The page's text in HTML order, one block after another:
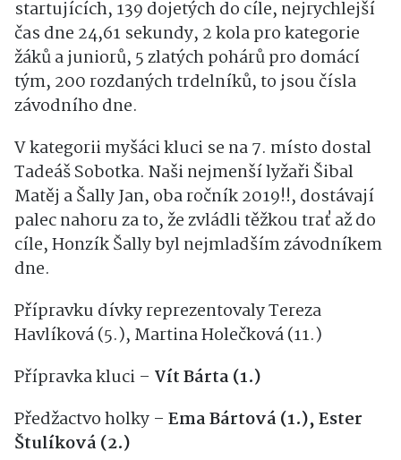
startujících, 139 dojetých do cíle, nejrychlejší
čas dne 24,61 sekundy, 2 kola pro kategorie
žáků a juniorů, 5 zlatých pohárů pro domácí
tým, 200 rozdaných trdelníků, to jsou čísla
závodního dne.
V kategorii myšáci kluci se na 7. místo dostal
Tadeáš Sobotka. Naši nejmenší lyžaři Šibal
Matěj a Šally Jan, oba ročník 2019!!, dostávají
palec nahoru za to, že zvládli těžkou trať až do
cíle, Honzík Šally byl nejmladším závodníkem
dne.
Přípravku dívky reprezentovaly Tereza
Havlíková (5.), Martina Holečková (11.)
Přípravka kluci – Vít Bárta (1.)
Předžactvo holky – Ema Bártová (1.), Ester
Štulíková (2.)